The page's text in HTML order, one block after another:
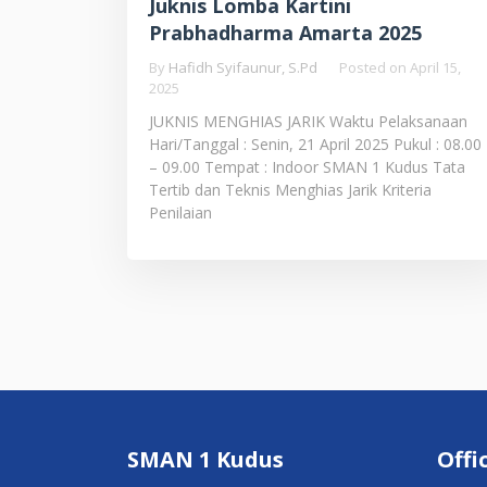
Juknis Lomba Kartini
Prabhadharma Amarta 2025
By Hafidh Syifaunur, S.Pd Posted on April 15,
2025
JUKNIS MENGHIAS JARIK Waktu Pelaksanaan
Hari/Tanggal : Senin, 21 April 2025 Pukul : 08.00
– 09.00 Tempat : Indoor SMAN 1 Kudus Tata
Tertib dan Teknis Menghias Jarik Kriteria
Penilaian
SMAN 1 Kudus